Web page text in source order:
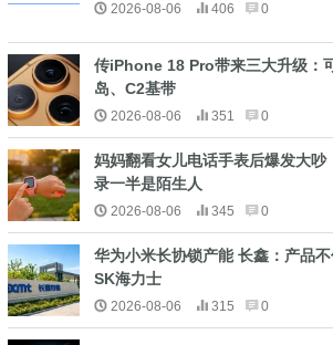
2026-08-06 406 0
传iPhone 18 Pro带来三大升级：
岛、C2基带
2026-08-06 351 0
妈妈翻看女儿电话手表后爆发大
录一半是陌生人
2026-08-06 345 0
华为小米长协锁产能 长鑫：产品
SK海力士
2026-08-06 315 0